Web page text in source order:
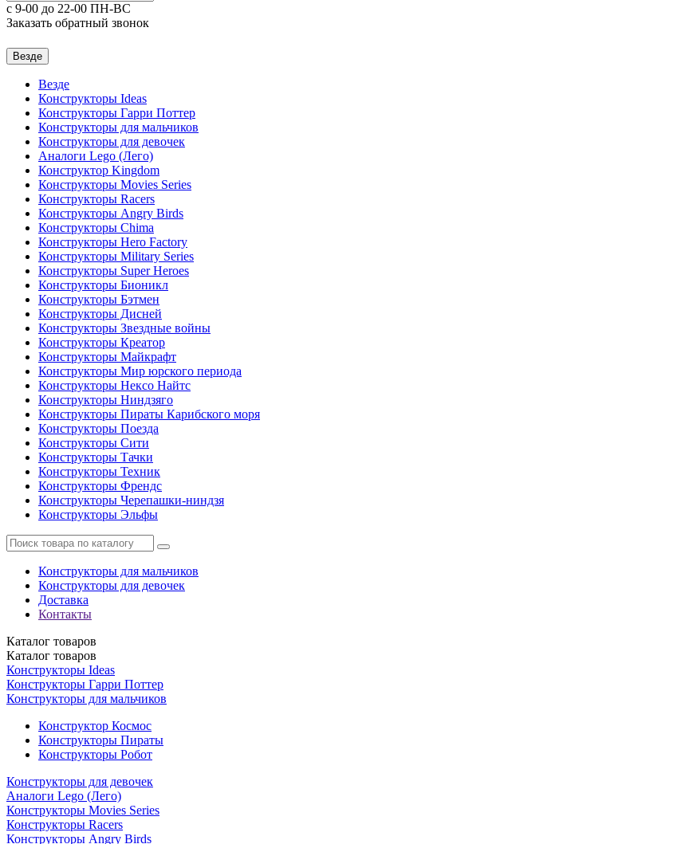
c 9-00 до 22-00 ПН-ВС
Заказать обратный звонок
Везде
Везде
Конструкторы Ideas
Конструкторы Гарри Поттер
Конструкторы для мальчиков
Конструкторы для девочек
Аналоги Lego (Лего)
Конструктор Kingdom
Конструкторы Movies Series
Конструкторы Racers
Конструкторы Angry Birds
Конструкторы Chima
Конструкторы Hero Factory
Конструкторы Military Series
Конструкторы Super Heroes
Конструкторы Бионикл
Конструкторы Бэтмен
Конструкторы Дисней
Конструкторы Звездные войны
Конструкторы Креатор
Конструкторы Майкрафт
Конструкторы Мир юрского периода
Конструкторы Нексо Найтс
Конструкторы Ниндзяго
Конструкторы Пираты Карибского моря
Конструкторы Поезда
Конструкторы Сити
Конструкторы Тачки
Конструкторы Техник
Конструкторы Френдс
Конструкторы Черепашки-ниндзя
Конструкторы Эльфы
Конструкторы для мальчиков
Конструкторы для девочек
Доставка
Контакты
Каталог товаров
Каталог товаров
Конструкторы Ideas
Конструкторы Гарри Поттер
Конструкторы для мальчиков
Конструктор Космос
Конструкторы Пираты
Конструкторы Робот
Конструкторы для девочек
Аналоги Lego (Лего)
Конструкторы Movies Series
Конструкторы Racers
Конструкторы Angry Birds